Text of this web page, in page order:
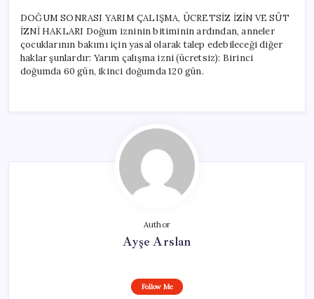
DOĞUM SONRASI YARIM ÇALIŞMA, ÜCRETSİZ İZİN VE SÜT
İZNİ HAKLARI Doğum izninin bitiminin ardından, anneler
çocuklarının bakımı için yasal olarak talep edebileceği diğer
haklar şunlardır: Yarım çalışma izni (ücretsiz): Birinci
doğumda 60 gün, ikinci doğumda 120 gün.
Author
Ayşe Arslan
Follow Me